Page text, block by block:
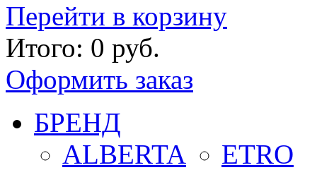
Перейти в корзину
Итого: 0 руб.
Оформить заказ
БРЕНД
ALBERTA
ETRO